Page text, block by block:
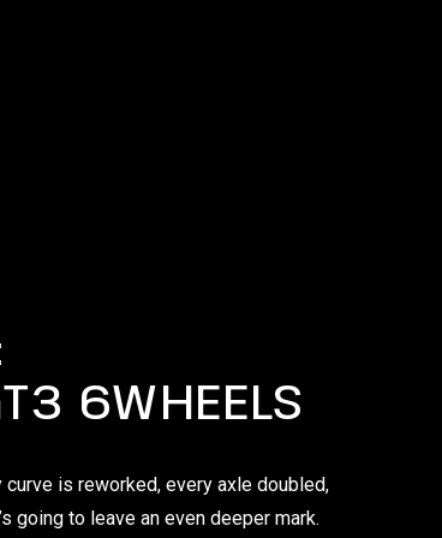
6WHEELS
is reworked, every axle doubled,
going to leave an even deeper mark.